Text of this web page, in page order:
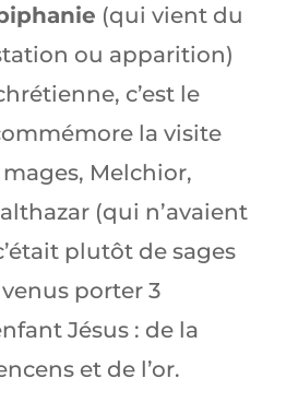
(qui vient du
ou apparition)
c’est le
la visite
Melchior,
(qui n’avaient
plutôt de sages
porter 3
Jésus : de la
et de l’or.